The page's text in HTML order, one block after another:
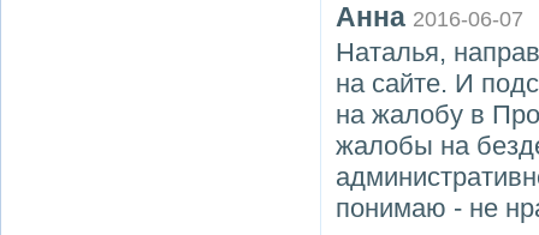
Анна 2016-06-07
Наталья,
на сайте. И
на жалобу в
жалобы на
понимаю - не